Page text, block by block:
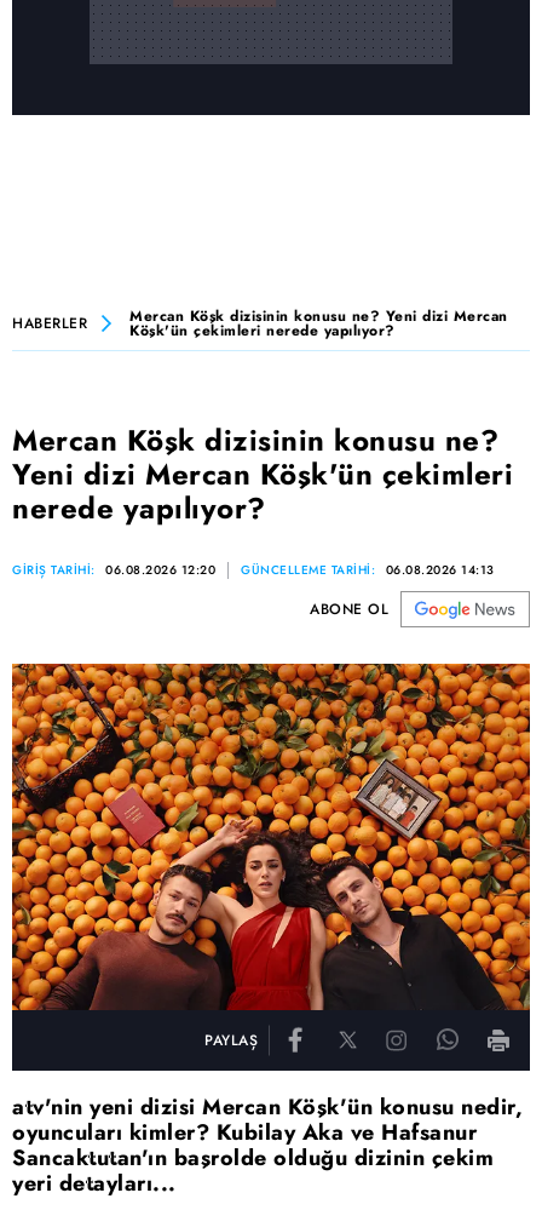
HABERLER Mercan Köşk dizisinin konusu ne? Yeni dizi Mercan
Köşk'ün çekimleri nerede yapılıyor?
Mercan Köşk dizisinin konusu ne?
Yeni dizi Mercan Köşk'ün çekimleri
nerede yapılıyor?
GİRİŞ TARİHİ: 06.08.2026 12:20 GÜNCELLEME TARİHİ: 06.08.2026 14:13
ABONE OL
PAYLAŞ
atv'nin yeni dizisi Mercan Köşk'ün konusu nedir,
oyuncuları kimler? Kubilay Aka ve Hafsanur
Sancaktutan'ın başrolde olduğu dizinin çekim
yeri detayları...